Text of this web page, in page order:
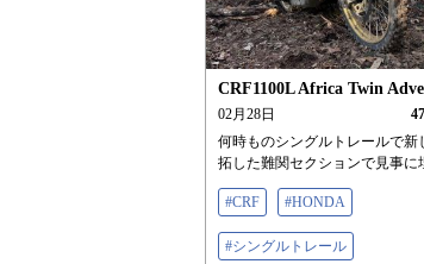
02月28日 47
何時ものシングルトレールで新
拓した難関セクションで見事に
#CRF #HONDA
#シングルトレール